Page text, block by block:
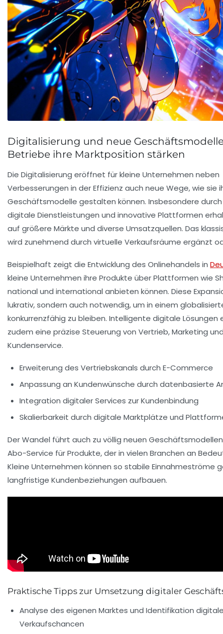
Digitalisierung und neue
Betriebe ihre Marktposition stärken
Die Digitalisierung eröffnet für kleine Unternehmen neben
Verbesserungen in der Effizienz auch neue Wege, wie sie
Geschäftsmodelle gestalten können. Insbesondere durch
digitale Dienstleistungen und innovative Plattformen
auf größere Märkte und diverse Umsatzquellen. Das
wird zunehmend durch virtuelle Verkaufsräume ergänzt
Beispielhaft zeigt die Entwicklung des Onlinehandels in
kleine Unternehmen ihre Produkte über Plattformen wie
national und international anbieten können. Diese
lukrativ, sondern auch notwendig, um in einem
konkurrenzfähig zu bleiben. Intelligente digitale Lösungen
zudem eine präzise Steuerung von Vertrieb, Marketing
Kundenservice.
Erweiterung des Vertriebskanals durch E-Commerce
Anpassung an Kundenwünsche durch datenbasierte
Integration digitaler Services zur Kundenbindung
Skalierbarkeit durch digitale Marktplätze und
Der Wandel führt auch zu völlig neuen
Abo-Service für Produkte, der in vielen Branchen an
Kleine Unternehmen können so stabile Einnahmeströme
langfristige Kundenbeziehungen aufbauen.
Praktische Tipps zur Umsetzung digitaler
Analyse des eigenen Marktes und Identifikation
Verkaufschancen